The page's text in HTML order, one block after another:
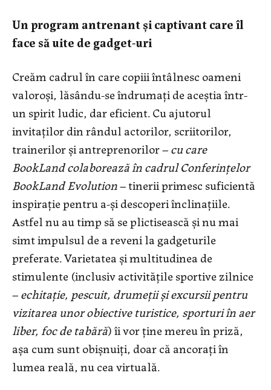
Un program antrenant și captivant care îl
face să uite de gadget-uri
Creăm cadrul în care copiii întâlnesc oameni
valoroși, lăsându-se îndrumați de aceștia într-
un spirit ludic, dar eficient. Cu ajutorul
invitaților din rândul actorilor, scriitorilor,
trainerilor și antreprenorilor –cu care
BookLand colaborează în cadrul Conferințelor
BookLand Evolution– tinerii primesc suficientă
inspirație pentru a-și descoperi înclinațiile.
Astfel nu au timp să se plictisească și nu mai
simt impulsul de a reveni la gadgeturile
preferate. Varietatea și multitudinea de
stimulente (inclusiv activitățile sportive zilnice
–echitație, pescuit, drumeții și excursii pentru
vizitarea unor obiective turistice, sporturi în aer
liber, foc de tabără) îi vor ține mereu în priză,
așa cum sunt obișnuiți, doar că ancorați în
lumea reală, nu cea virtuală.